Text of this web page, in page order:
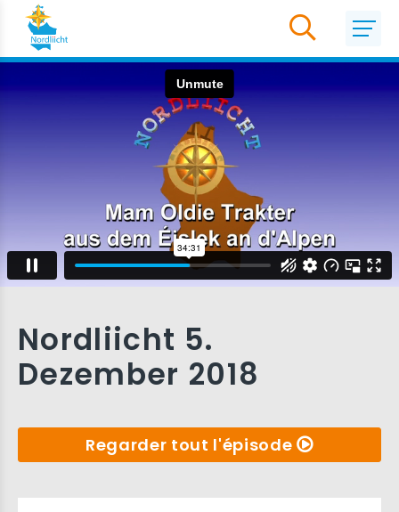
Nordliicht 5.
Dezember 2018
Regarder tout l'épisode